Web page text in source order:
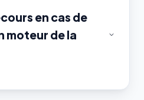
en cas de
moteur de la